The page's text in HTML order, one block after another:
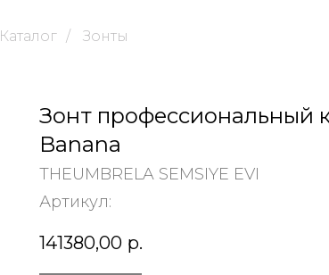
Каталог / Зонты
Зонт профессиональный
Banana
THEUMBRELA SEMSIYE EVI
Артикул:
141380,00 р.